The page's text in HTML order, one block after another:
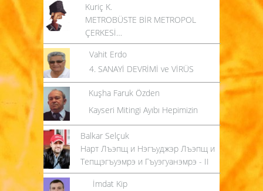
Kuriç K.
METROBÜSTE BİR METROPOL
ÇERKESİ…
Vahit Erdo
4. SANAYİ DEVRİMİ ve VİRÜS
Kuşha Faruk Özden
Kayseri Mitingi Ayıbı Hepimizin
Balkar Selçuk
Нарт Лъэпщ и Нэгъуджэр Лъэпщ и
Тепщэгъуэмрэ и Гъуэгуанэмрэ - II
İmdat Kip